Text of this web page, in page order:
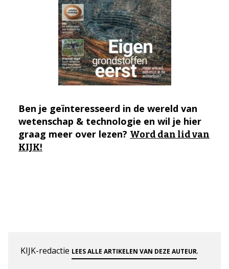
Ben je geïnteresseerd in de wereld van
wetenschap & technologie en wil je hier
graag meer over lezen? Word dan lid van
KIJK!
KIJK-redactie LEES ALLE ARTIKELEN VAN DEZE AUTEUR.